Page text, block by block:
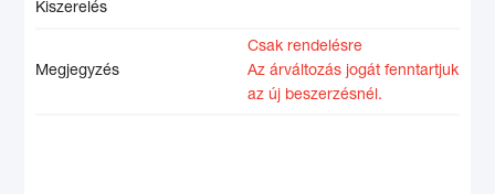
Kiszerelés
Megjegyzés
Csak rendelésre
Az árváltozás jogát fenntartjuk
az új beszerzésnél.